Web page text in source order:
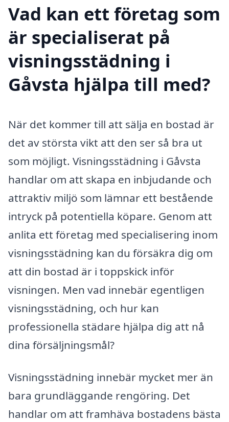
Vad kan ett företag som
är specialiserat på
visningsstädning i
Gåvsta hjälpa till med?
När det kommer till att sälja en bostad är
det av största vikt att den ser så bra ut
som möjligt. Visningsstädning i Gåvsta
handlar om att skapa en inbjudande och
attraktiv miljö som lämnar ett bestående
intryck på potentiella köpare. Genom att
anlita ett företag med specialisering inom
visningsstädning kan du försäkra dig om
att din bostad är i toppskick inför
visningen. Men vad innebär egentligen
visningsstädning, och hur kan
professionella städare hjälpa dig att nå
dina försäljningsmål?
Visningsstädning innebär mycket mer än
bara grundläggande rengöring. Det
handlar om att framhäva bostadens bästa